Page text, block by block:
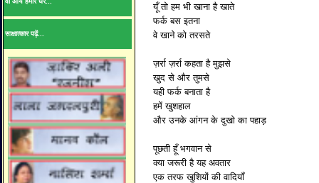
साक्षात्कार पढ़ें...
यूँ तो हम भी खाना है खाते
फर्क बस इतना
वे खाने को तरसते
ज़र्रा ज़र्रा कहता है मुझसे
खुद से और तुमसे
यही फर्क बनाता है
हमें खुशहाल
और उनके आंगन के दुखो का पहाड़
पूछती हूँ भगवान से
क्या जरूरी है यह अवतार
एक तरफ खुशियों की वादियाँ